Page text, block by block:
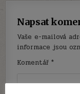
Napsat
Vaše e-mailová
informace jsou
Komentář*